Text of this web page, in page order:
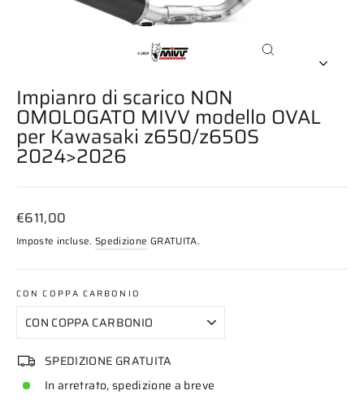
Impianro di scarico NON
OMOLOGATO MIVV modello OVAL
per Kawasaki z650/z650S
2024>2026
Prezzo
di
listino
€611,00
Imposte incluse. Spedizione GRATUITA.
CON COPPA CARBONIO
SPEDIZIONE GRATUITA
In arretrato, spedizione a breve